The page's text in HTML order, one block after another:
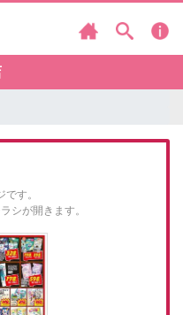
す。
シが開きます。